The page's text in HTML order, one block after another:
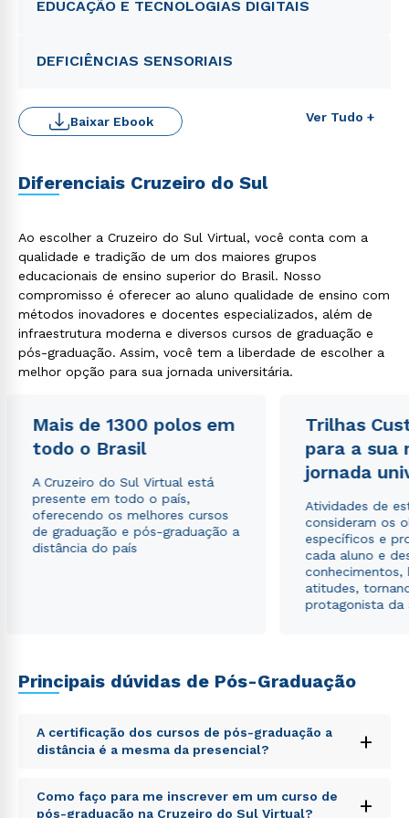
EDUCAÇÃO E TECNOLOGIAS DIGITAIS
DEFICIÊNCIAS SENSORIAIS
Ver Tudo +
Baixar Ebook
Diferenciais Cruzeiro do Sul
Ao escolher a Cruzeiro do Sul Virtual, você conta com a
qualidade e tradição de um dos maiores grupos
educacionais de ensino superior do Brasil. Nosso
compromisso é oferecer ao aluno qualidade de ensino com
métodos inovadores e docentes especializados, além de
infraestrutura moderna e diversos cursos de graduação e
pós-graduação. Assim, você tem a liberdade de escolher a
melhor opção para sua jornada universitária.
Mais de 1300 polos em
todo o Brasil
A Cruzeiro do Sul Virtual está
presente em todo o país,
oferecendo os melhores cursos
de graduação e pós-graduação a
distância do país
Trilhas
para a sua
jornada
Atividades de
consideram os
específicos e
cada aluno e
conhecimentos,
atitudes,
protagonista da
Principais dúvidas de Pós-Graduação
A certificação dos cursos de pós-graduação a
distância é a mesma da presencial?
+
Sed ut perspiciatis unde omnis iste natus error sit
voluptatem accusantium doloremque laudantium,
Como faço para me inscrever em um curso de
pós-graduação na Cruzeiro do Sul Virtual?
+
WhatsApp
ou
Estou de acordo com a Política de Privacidade.
autorizo que meus dados sejam utilizados para o
envio de conteúdos da Cruzeiro do Sul.